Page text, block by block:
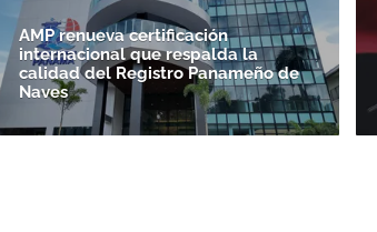
AMP renueva certificación
internacional que respalda la
calidad del Registro Panameño de
Naves